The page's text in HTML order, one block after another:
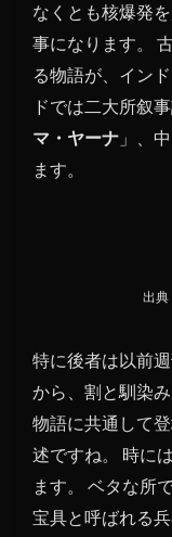
なくとも核爆発
事になります。
る物語が、イン
ドでは二大所叙
マ・ヤーナ 」、
ます。
出
特に後者は以前
から、割と馴染
物語に共通して
述ですね。 時に
ます。 ベタな所
宝具と呼ばれる